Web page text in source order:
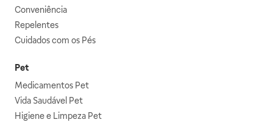
Conveniência
Repelentes
Cuidados com os Pés
Pet
Medicamentos Pet
Vida Saudável Pet
Higiene e Limpeza Pet